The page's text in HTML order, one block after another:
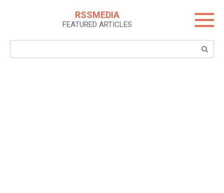
RSSMEDIA
FEATURED ARTICLES
Search: